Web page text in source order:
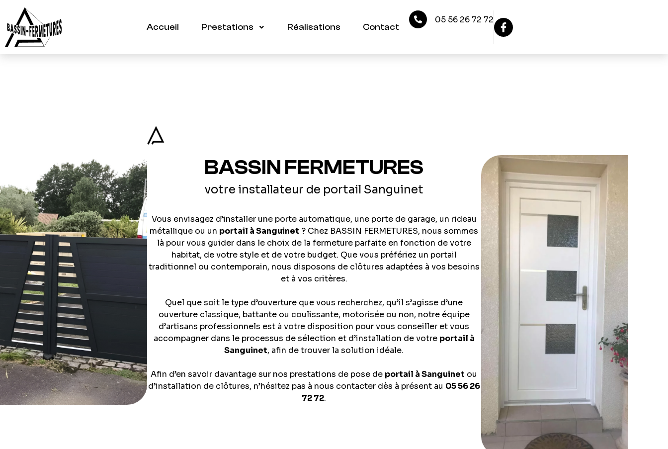
Accueil Prestations Réalisations Contact
05 56 26 72 72
BASSIN FERMETURES
votre installateur de portail Sanguinet
Vous envisagez d’installer une porte automatique, une porte de garage, un rideau
métallique ou un portail à Sanguinet ? Chez BASSIN FERMETURES, nous sommes
là pour vous guider dans le choix de la fermeture parfaite en fonction de votre
habitat, de votre style et de votre budget. Que vous préfériez un portail
traditionnel ou contemporain, nous disposons de clôtures adaptées à vos besoins
et à vos critères.
Quel que soit le type d’ouverture que vous recherchez, qu’il s’agisse d’une
ouverture classique, battante ou coulissante, motorisée ou non, notre équipe
d’artisans professionnels est à votre disposition pour vous conseiller et vous
accompagner dans le processus de sélection et d’installation de votre portail à
Sanguinet, afin de trouver la solution idéale.
Afin d’en savoir davantage sur nos prestations de pose de portail à Sanguinet ou
d’installation de clôtures, n’hésitez pas à nous contacter dès à présent au 05 56 26
72 72.